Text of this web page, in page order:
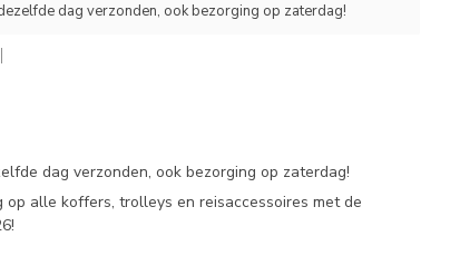
dag verzonden, ook bezorging op zaterdag!
dag verzonden, ook bezorging op zaterdag!
op alle koffers, trolleys en reisaccessoires met de